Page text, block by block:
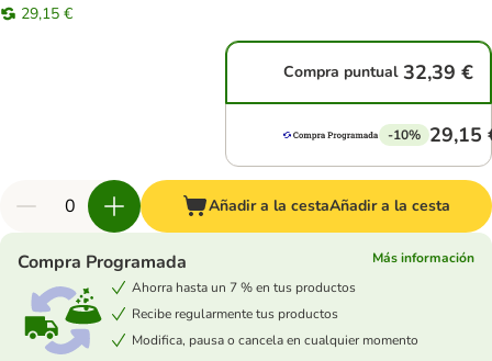
29,15 €
Compra puntual 32,39 €
-10% 29,15
Añadir a la cestaAñadir a la cesta
Compra Programada
Más información
Ahorra hasta un 7 % en tus productos
Recibe regularmente tus productos
Modifica, pausa o cancela en cualquier momento